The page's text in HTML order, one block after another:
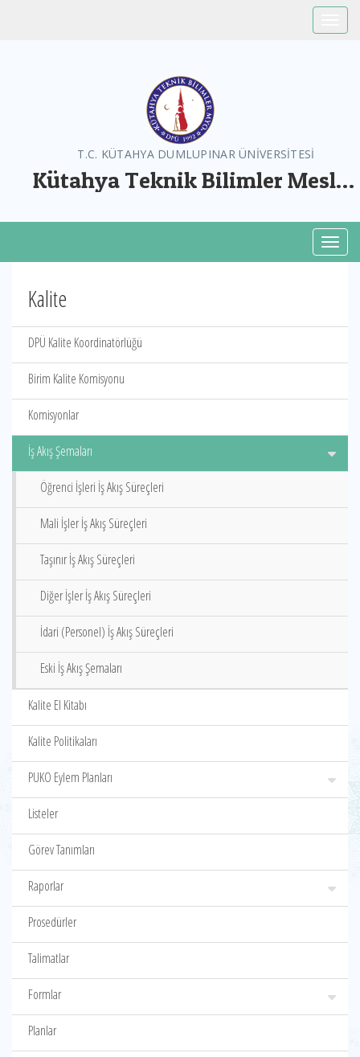
T.C. KÜTAHYA DUMLUPINAR ÜNİVERSİTESİ
Kütahya Teknik Bilimler Meslek
Kalite
DPÜ Kalite Koordinatörlüğü
Birim Kalite Komisyonu
Komisyonlar
İş Akış Şemaları
Öğrenci İşleri İş Akış Süreçleri
Mali İşler İş Akış Süreçleri
Taşınır İş Akış Süreçleri
Diğer İşler İş Akış Süreçleri
İdari (Personel) İş Akış Süreçleri
Eski İş Akış Şemaları
Kalite El Kitabı
Kalite Politikaları
PUKO Eylem Planları
Listeler
Görev Tanımları
Raporlar
Prosedürler
Talimatlar
Formlar
Planlar